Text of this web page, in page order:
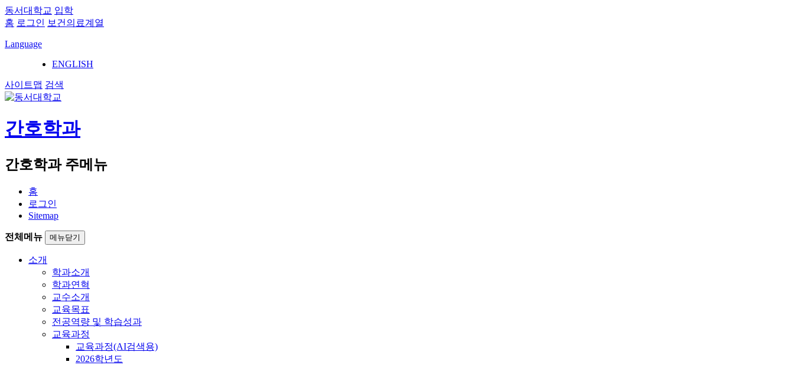
동서대학교 입학
홈 로그인 보건의료계열
Language
ENGLISH
사이트맵 검색
간호학과
간호학과 주메뉴
홈
로그인
Sitemap
전체메뉴 메뉴닫기
소개
학과소개
학과연혁
교수소개
교육목표
전공역량 및 학습성과
교육과정
교육과정(AI검색용)
2026학년도